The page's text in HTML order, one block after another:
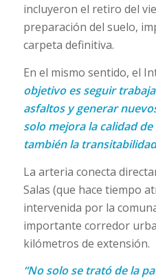
incluyeron el retiro del
preparación del suelo,
carpeta definitiva.
En el mismo sentido, el
objetivo es seguir
asfaltos y generar
solo mejora la calidad
también la
La arteria conecta
Salas (que hace tiempo
intervenida por la
importante corredor
kilómetros de extensión.
“No solo se trató de la